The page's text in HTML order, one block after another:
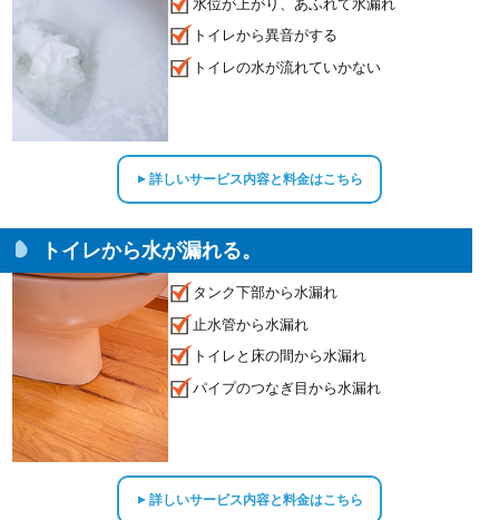
水位が上がり、あふれて水漏れ
トイレから異音がする
トイレの水が流れていかない
▲詳しいサービス内容と料金はこちら
トイレから水が漏れる。
タンク下部から水漏れ
止水管から水漏れ
トイレと床の間から水漏れ
パイプのつなぎ目から水漏れ
▲詳しいサービス内容と料金はこちら